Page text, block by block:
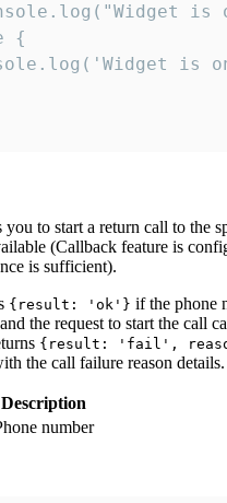
is
{
is
to start a return call to the
(Callback feature is
is sufficient).
{result: 'ok'} if the phone
the request to start the call
{result: 'fail',
the call failure reason details.
Description
number